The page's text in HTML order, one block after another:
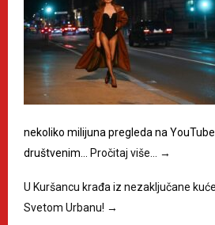
nekoliko milijuna pregleda na
društvenim…
Pročitaj više… →
U Kuršancu krađa iz nezaključane
Svetom Urbanu! →